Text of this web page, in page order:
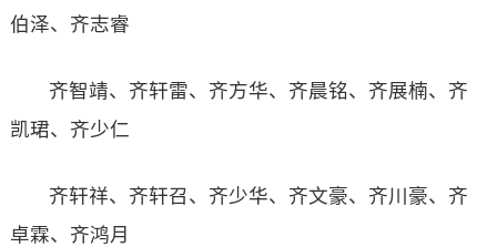
伯泽、齐志睿
齐智靖、齐轩雷、齐方华、齐晨铭、齐展楠、齐
凯珺、齐少仁
齐轩祥、齐轩召、齐少华、齐文豪、齐川豪、齐
卓霖、齐鸿月